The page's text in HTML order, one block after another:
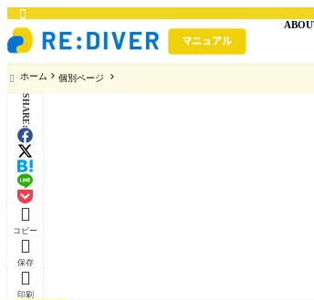

 ホーム 個別ページ
SHARE:

コピー

保存

印刷